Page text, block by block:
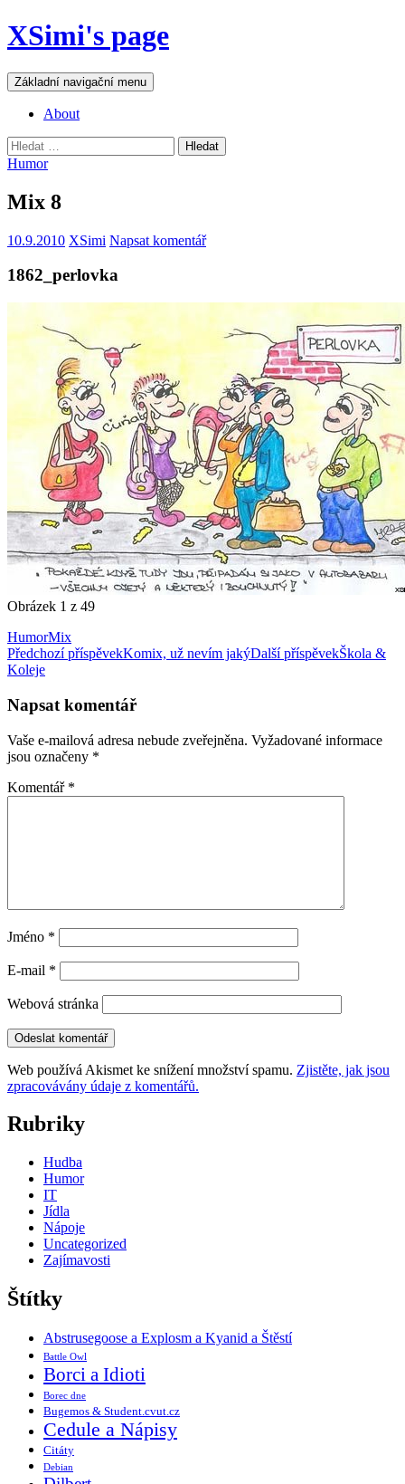
Přejít
k
webu
XSimi's page
Hledat
Základní navigační menu
About
Vyhledávání
Humor
Mix 8
10.9.2010 XSimi Napsat komentář
1862_perlovka
Obrázek 1 z 49
HumorMix
Navigace
pro
příspěvky
Předchozí příspěvekKomix, už nevím jakýDalší příspěvekŠkola &
Koleje
Napsat komentář
Vaše e-mailová adresa nebude zveřejněna. Vyžadované informace
jsou označeny *
Komentář *
Jméno *
E-mail *
Webová stránka
Web používá Akismet ke snížení množství spamu. Zjistěte, jak jsou
zpracovávány údaje z komentářů.
Rubriky
Hudba
Humor
IT
Jídla
Nápoje
Uncategorized
Zajímavosti
Štítky
Abstrusegoose a Explosm a Kyanid a Štěstí
Battle Owl
Borci a Idioti
Borec dne
Bugemos & Student.cvut.cz
Cedule a Nápisy
Citáty
Debian